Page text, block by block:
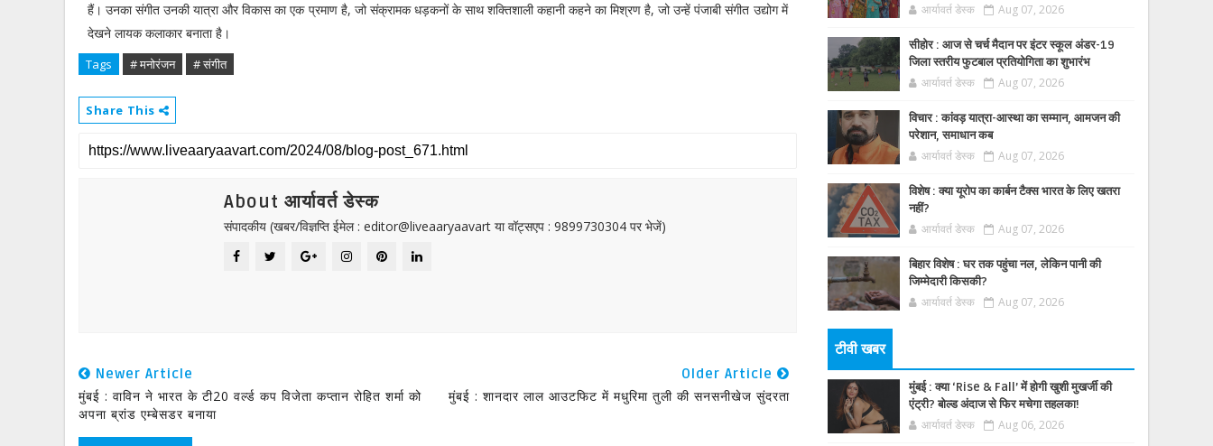
हैं। उनका संगीत उनकी यात्रा और विकास का एक प्रमाण है, जो संक्रामक धड़कनों के साथ शक्तिशाली कहानी कहने का मिश्रण है, जो उन्हें पंजाबी संगीत उद्योग में
देखने लायक कलाकार बनाता है।
Tags # मनोरंजन # संगीत
Share This
About आर्यावर्त डेस्क
संपादकीय (खबर/विज्ञप्ति ईमेल : editor@liveaaryaavart या वॉट्सएप : 9899730304 पर भेजें)
Newer Article
मुंबई : वाविन ने भारत के टी20 वर्ल्ड कप विजेता कप्तान रोहित शर्मा को
अपना ब्रांड एम्बेसडर बनाया
Older Article
मुंबई : शानदार लाल आउटफिट में मधुरिमा तुली की सनसनीखेज सुंदरता
आर्यावर्त डेस्क Aug 07, 2026
सीहोर : आज से चर्च मैदान पर इंटर स्कूल अंडर-19
जिला स्तरीय फुटबाल प्रतियोगिता का शुभारंभ
आर्यावर्त डेस्क Aug 07, 2026
विचार : कांवड़ यात्रा-आस्था का सम्मान, आमजन की
परेशान, समाधान कब
आर्यावर्त डेस्क Aug 07, 2026
विशेष : क्या यूरोप का कार्बन टैक्स भारत के लिए खतरा
नहीं?
आर्यावर्त डेस्क Aug 07, 2026
बिहार विशेष : घर तक पहुंचा नल, लेकिन पानी की
जिम्मेदारी किसकी?
आर्यावर्त डेस्क Aug 07, 2026
टीवी खबर
मुंबई : क्या ‘Rise & Fall’ में होगी खुशी मुखर्जी की
एंट्री? बोल्ड अंदाज से फिर मचेगा तहलका!
आर्यावर्त डेस्क Aug 06, 2026